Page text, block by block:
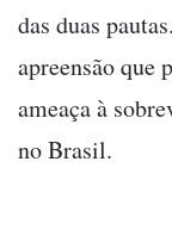
das duas
apreensão que
ameaça à
no Brasil.